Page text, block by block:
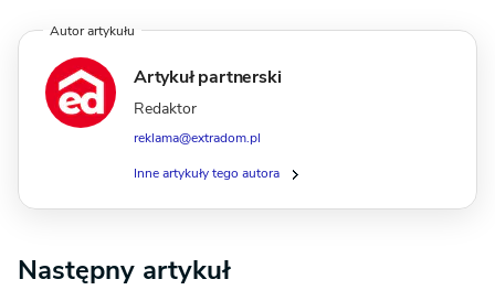
Autor artykułu
Artykuł partnerski
Redaktor
reklama@extradom.pl
Inne artykuły tego autora
Następny artykuł